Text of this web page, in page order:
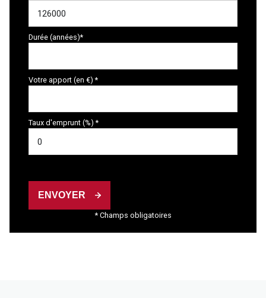
Durée (années)*
Votre apport (en €) *
Taux d'emprunt (%) *
ENVOYER
* Champs obligatoires